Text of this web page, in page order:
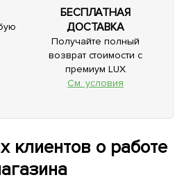
БЕСПЛАТНАЯ
ДОСТАВКА
Получайте полный
возврат стоимости с
премиум LUX
См. условия
клиентов о работе